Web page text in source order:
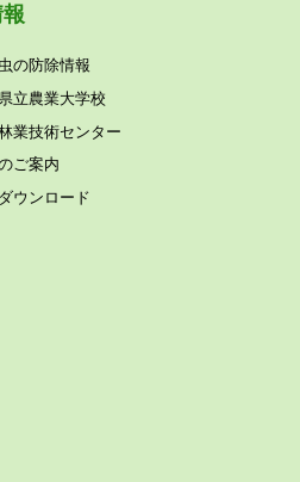
の防除情報
⽴農業⼤学校
業技術センター
ご案内
ウンロード